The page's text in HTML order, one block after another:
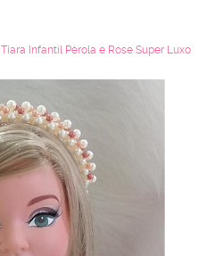
Tiara Infantil Pérola e Rose Super Luxo